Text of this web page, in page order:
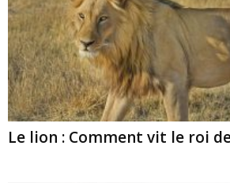
Le lion : Comment vit le roi